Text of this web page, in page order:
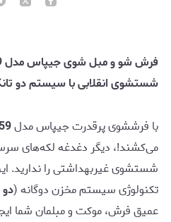
شستشوی انقلابی با سیستم دو
با فرششوی پرقدرت جیپاس مدل
می‌کشند!، دیگر دغدغه لکه‌های
شستشوی غیربهداشتی را ندارید.
تکنولوژی سیستم مخزن دوگانه (
عمیق فرش، موکت و مبلمان شما